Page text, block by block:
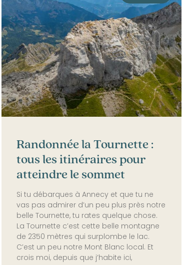
Randonnée la Tournette :
tous les itinéraires pour
atteindre le sommet
Si tu débarques à Annecy et que tu ne
vas pas admirer d’un peu plus près notre
belle Tournette, tu rates quelque chose.
La Tournette c’est cette belle montagne
de 2350 mètres qui surplombe le lac.
C’est un peu notre Mont Blanc local. Et
crois moi, depuis que j’habite ici,